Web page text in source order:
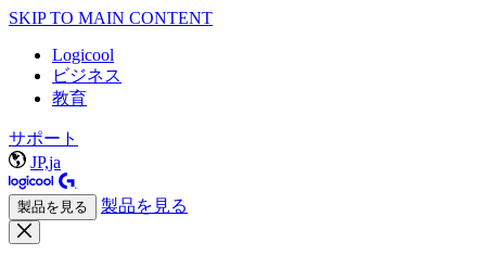
SKIP TO MAIN CONTENT
Logicool
ビジネス
教育
サポート
JP,ja
製品を見る 製品を見る